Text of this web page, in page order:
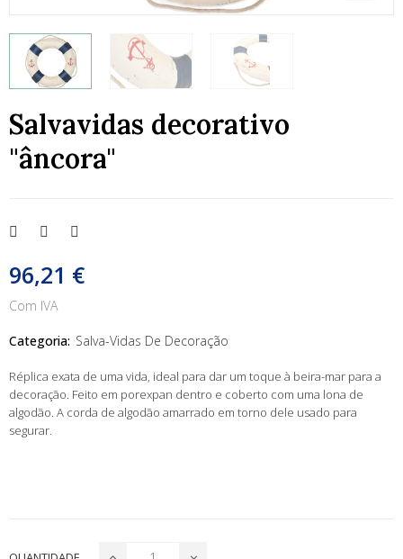
Salvavidas decorativo
"âncora"
96,21 €
Com IVA
Categoria: Salva-Vidas De Decoração
Réplica exata de uma vida, ideal para dar um toque à beira-mar para a
decoração. Feito em porexpan dentro e coberto com uma lona de
algodão. A corda de algodão amarrado em torno dele usado para
segurar.